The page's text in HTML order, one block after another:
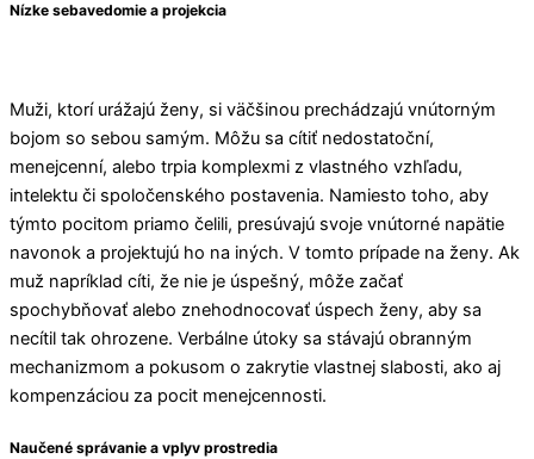
Nízke sebavedomie a projekcia
Muži, ktorí urážajú ženy, si väčšinou prechádzajú vnútorným
bojom so sebou samým. Môžu sa cítiť nedostatoční,
menejcenní, alebo trpia komplexmi z vlastného vzhľadu,
intelektu či spoločenského postavenia. Namiesto toho, aby
týmto pocitom priamo čelili, presúvajú svoje vnútorné napätie
navonok a projektujú ho na iných. V tomto prípade na ženy. Ak
muž napríklad cíti, že nie je úspešný, môže začať
spochybňovať alebo znehodnocovať úspech ženy, aby sa
necítil tak ohrozene. Verbálne útoky sa stávajú obranným
mechanizmom a pokusom o zakrytie vlastnej slabosti, ako aj
kompenzáciou za pocit menejcennosti.
Naučené správanie a vplyv prostredia